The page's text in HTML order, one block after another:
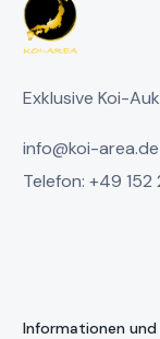
Exklusive Koi-
info@koi-area.de
Telefon: +49
Informationen und